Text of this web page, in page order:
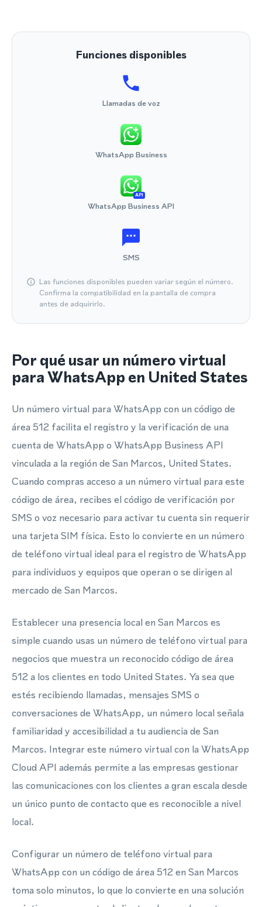
Funciones disponibles
Llamadas de voz
WhatsApp Business
API
WhatsApp Business API
SMS
Las funciones disponibles pueden variar según el número.
Confirma la compatibilidad en la pantalla de compra
antes de adquirirlo.
Por qué usar un número virtual
para WhatsApp en United States
Un número virtual para WhatsApp con un código de
área 512 facilita el registro y la verificación de una
cuenta de WhatsApp o WhatsApp Business API
vinculada a la región de San Marcos, United States.
Cuando compras acceso a un número virtual para este
código de área, recibes el código de verificación por
SMS o voz necesario para activar tu cuenta sin requerir
una tarjeta SIM física. Esto lo convierte en un número
de teléfono virtual ideal para el registro de WhatsApp
para individuos y equipos que operan o se dirigen al
mercado de San Marcos.
Establecer una presencia local en San Marcos es
simple cuando usas un número de teléfono virtual para
negocios que muestra un reconocido código de área
512 a los clientes en todo United States. Ya sea que
estés recibiendo llamadas, mensajes SMS o
conversaciones de WhatsApp, un número local señala
familiaridad y accesibilidad a tu audiencia de San
Marcos. Integrar este número virtual con la WhatsApp
Cloud API además permite a las empresas gestionar
las comunicaciones con los clientes a gran escala desde
un único punto de contacto que es reconocible a nivel
local.
Configurar un número de teléfono virtual para
WhatsApp con un código de área 512 en San Marcos
toma solo minutos, lo que lo convierte en una solución